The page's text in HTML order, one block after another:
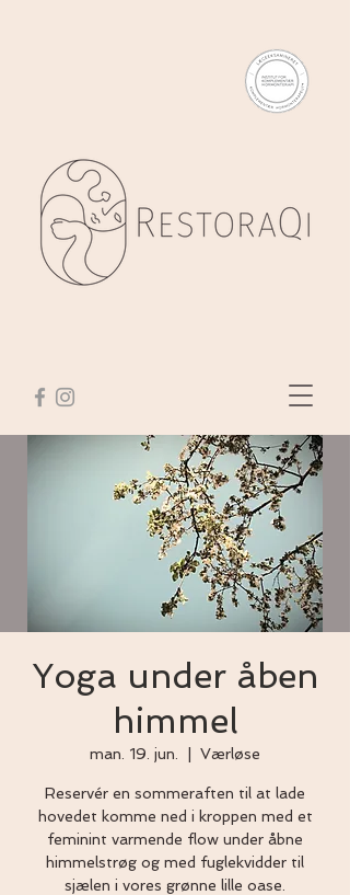
Yoga under åben
himmel
man. 19. jun. Værløse
Reservér en sommeraften til at lade
hovedet komme ned i kroppen med et
feminint varmende flow under åbne
himmelstrøg og med fuglekvidder til
sjælen i vores grønne lille oase.